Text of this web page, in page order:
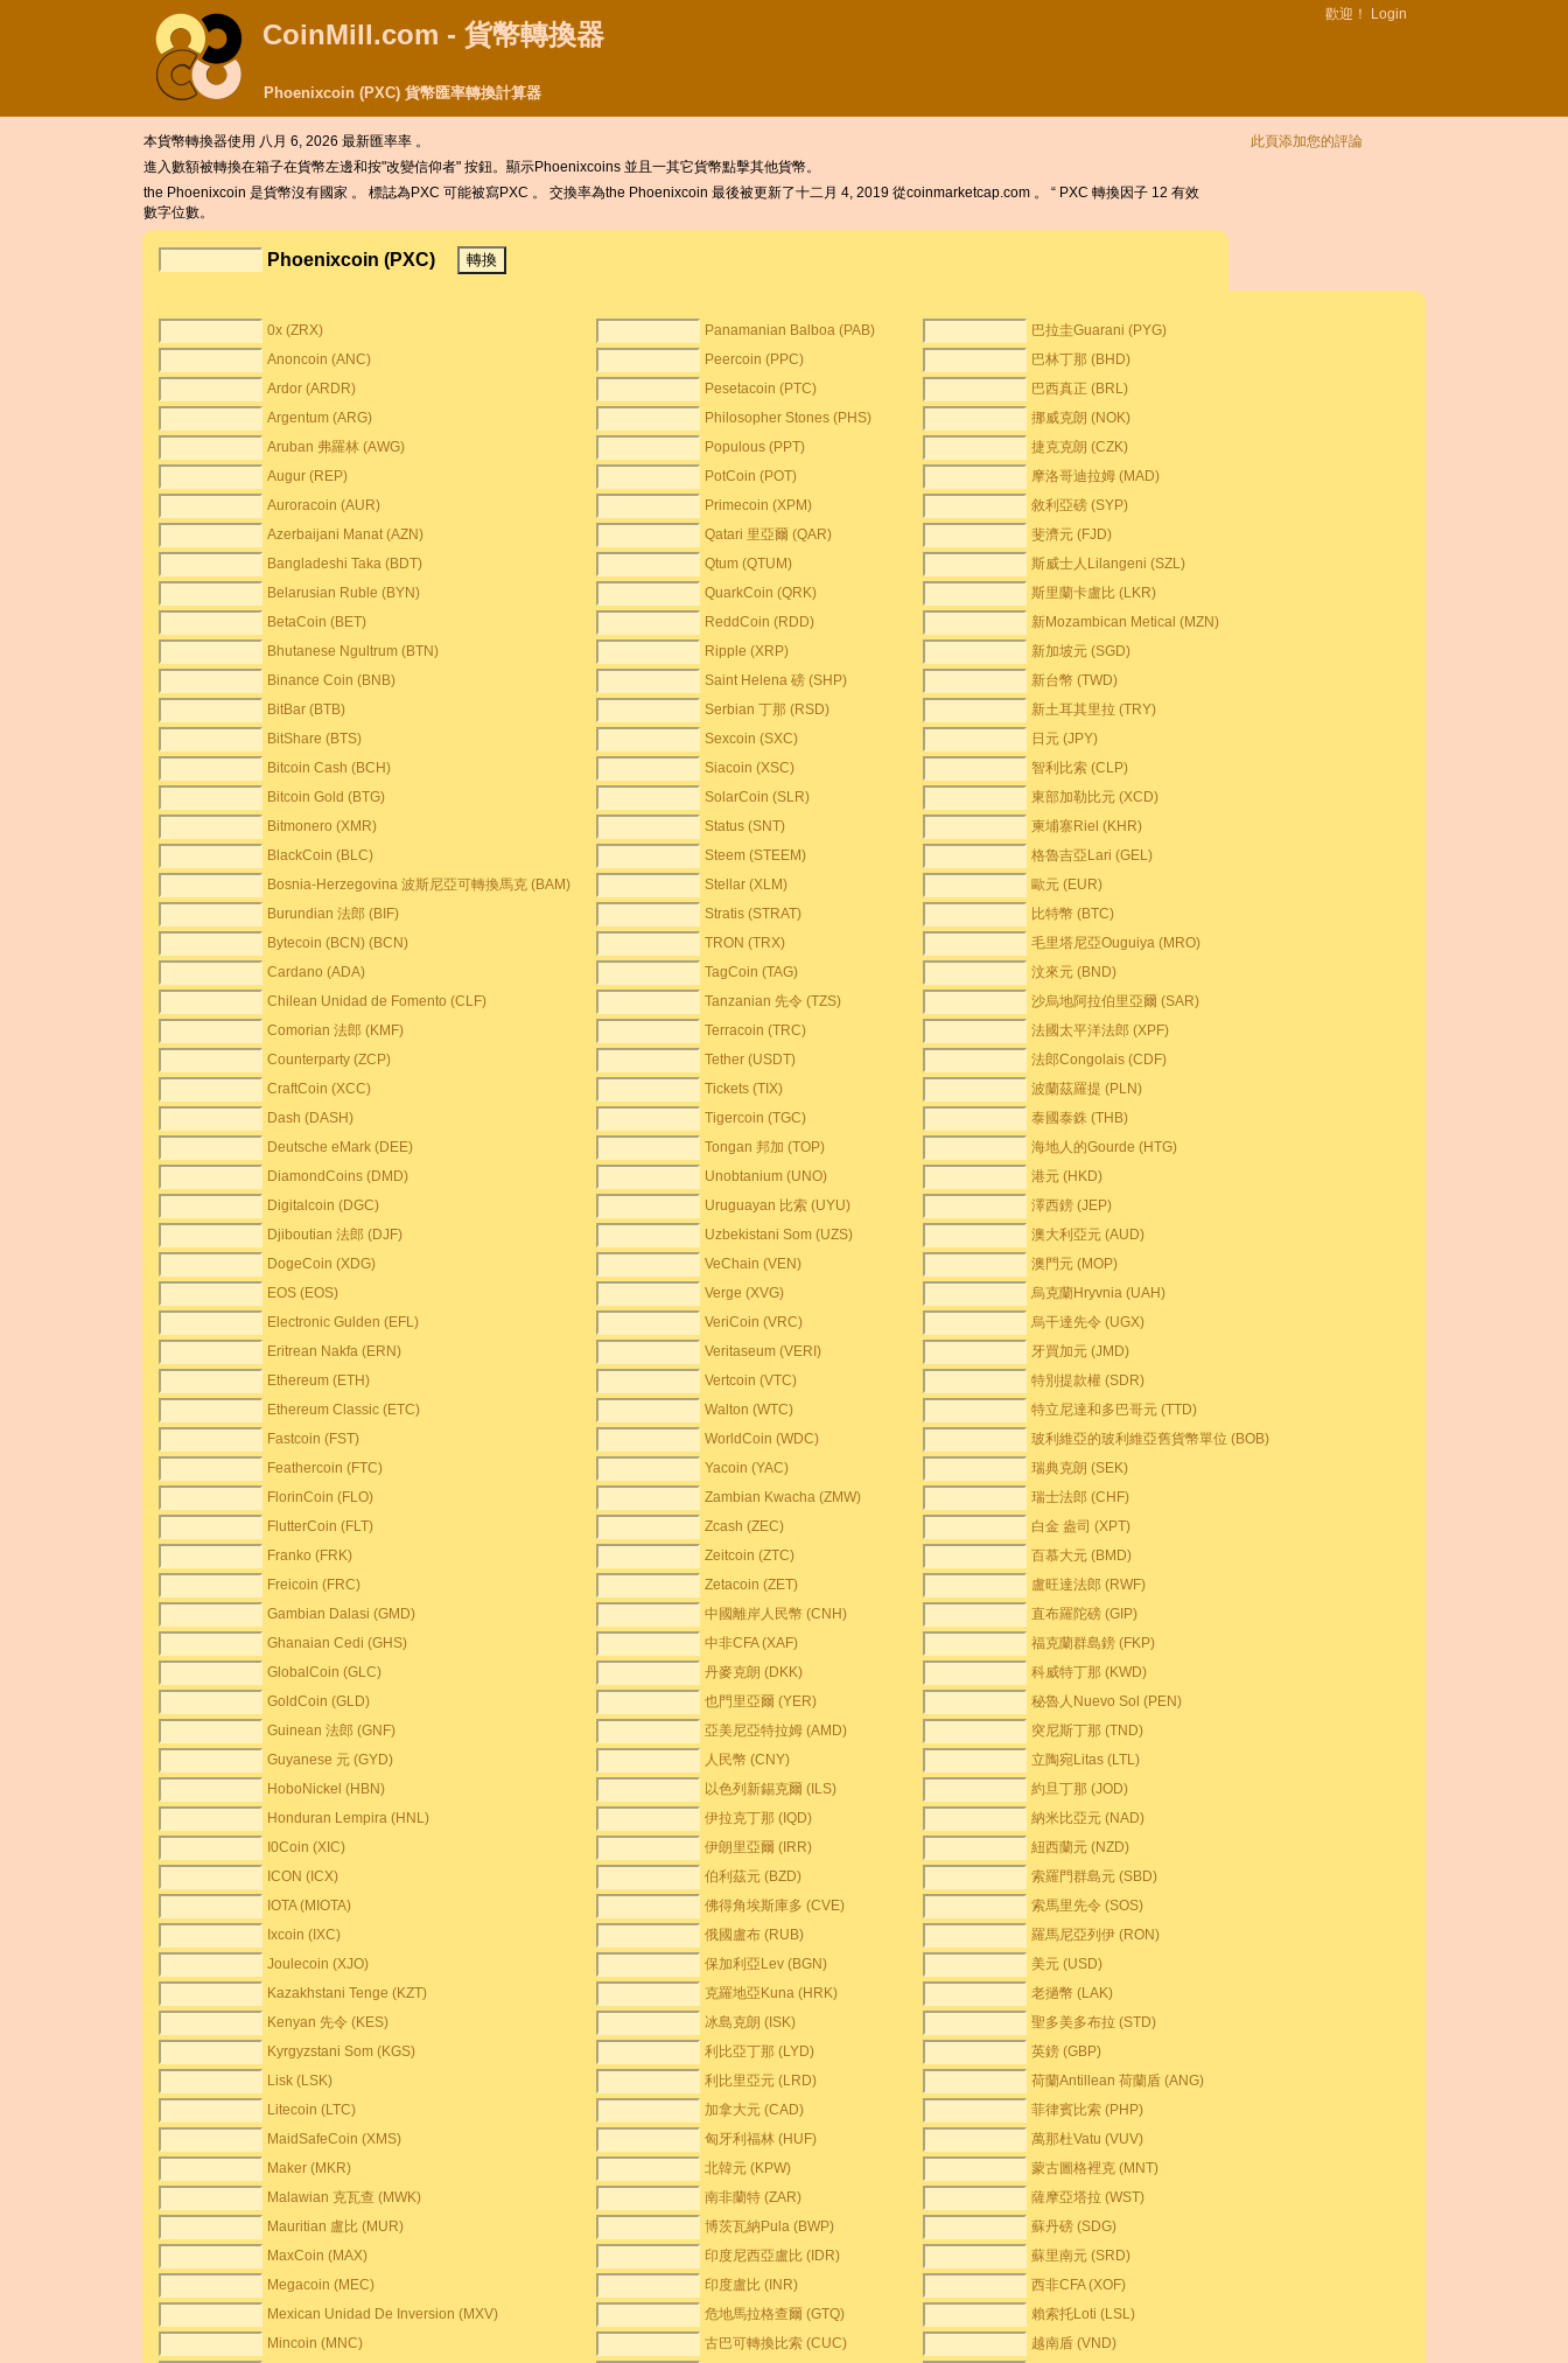
CoinMill.com - 貨幣轉換器
歡迎！ Login
Phoenixcoin (PXC) 貨幣匯率轉換計算器
本貨幣轉換器使用 八月 6, 2026 最新匯率率 。
進入數額被轉換在箱子在貨幣左邊和按"改變信仰者" 按鈕。顯示Phoenixcoins 並且一其它貨幣點擊其他貨幣。
the Phoenixcoin 是貨幣沒有國家 。 標誌為PXC 可能被寫PXC 。 交換率為the Phoenixcoin 最後被更新了十二月 4, 2019 從coinmarketcap.com 。 “ PXC 轉換因子 12 有效
數字位數。
此頁添加您的評論
Phoenixcoin (PXC)
0x (ZRX) Panamanian Balboa (PAB)
巴拉圭Guarani (PYG)
Anoncoin (ANC)
Peercoin (PPC)
巴林丁那 (BHD)
Ardor (ARDR)
Pesetacoin (PTC)
巴西真正 (BRL)
Argentum (ARG)
Philosopher Stones (PHS)
挪威克朗 (NOK)
Aruban 弗羅林 (AWG)
Populous (PPT)
捷克克朗 (CZK)
Augur (REP)
PotCoin (POT)
摩洛哥迪拉姆 (MAD)
Auroracoin (AUR)
Primecoin (XPM)
敘利亞磅 (SYP)
Azerbaijani Manat (AZN)
Qatari 里亞爾 (QAR)
斐濟元 (FJD)
Bangladeshi Taka (BDT)
Qtum (QTUM)
斯威士人Lilangeni (SZL)
Belarusian Ruble (BYN)
QuarkCoin (QRK)
斯里蘭卡盧比 (LKR)
BetaCoin (BET)
ReddCoin (RDD)
新Mozambican Metical (MZN)
Bhutanese Ngultrum (BTN)
Ripple (XRP)
新加坡元 (SGD)
Binance Coin (BNB)
Saint Helena 磅 (SHP)
新台幣 (TWD)
BitBar (BTB)
Serbian 丁那 (RSD)
新土耳其里拉 (TRY)
BitShare (BTS)
Sexcoin (SXC)
日元 (JPY)
Bitcoin Cash (BCH)
Siacoin (XSC)
智利比索 (CLP)
Bitcoin Gold (BTG)
SolarCoin (SLR)
東部加勒比元 (XCD)
Bitmonero (XMR)
Status (SNT)
柬埔寨Riel (KHR)
BlackCoin (BLC)
Steem (STEEM)
格魯吉亞Lari (GEL)
Bosnia-Herzegovina 波斯尼亞可轉換馬克 (BAM)
Stellar (XLM)
歐元 (EUR)
Burundian 法郎 (BIF)
Stratis (STRAT)
比特幣 (BTC)
Bytecoin (BCN) (BCN)
TRON (TRX)
毛里塔尼亞Ouguiya (MRO)
Cardano (ADA)
TagCoin (TAG)
汶來元 (BND)
Chilean Unidad de Fomento (CLF)
Tanzanian 先令 (TZS)
沙烏地阿拉伯里亞爾 (SAR)
Comorian 法郎 (KMF)
Terracoin (TRC)
法國太平洋法郎 (XPF)
Counterparty (ZCP)
Tether (USDT)
法郎Congolais (CDF)
CraftCoin (XCC)
Tickets (TIX)
波蘭茲羅提 (PLN)
Dash (DASH)
Tigercoin (TGC)
泰國泰銖 (THB)
Deutsche eMark (DEE)
Tongan 邦加 (TOP)
海地人的Gourde (HTG)
DiamondCoins (DMD)
Unobtanium (UNO)
港元 (HKD)
Digitalcoin (DGC)
Uruguayan 比索 (UYU)
澤西鎊 (JEP)
Djiboutian 法郎 (DJF)
Uzbekistani Som (UZS)
澳大利亞元 (AUD)
DogeCoin (XDG)
VeChain (VEN)
澳門元 (MOP)
EOS (EOS)
Verge (XVG)
烏克蘭Hryvnia (UAH)
Electronic Gulden (EFL)
VeriCoin (VRC)
烏干達先令 (UGX)
Eritrean Nakfa (ERN)
Veritaseum (VERI)
牙買加元 (JMD)
Ethereum (ETH)
Vertcoin (VTC)
特別提款權 (SDR)
Ethereum Classic (ETC)
Walton (WTC)
特立尼達和多巴哥元 (TTD)
Fastcoin (FST)
WorldCoin (WDC)
玻利維亞的玻利維亞舊貨幣單位 (BOB)
Feathercoin (FTC)
Yacoin (YAC)
瑞典克朗 (SEK)
FlorinCoin (FLO)
Zambian Kwacha (ZMW)
瑞士法郎 (CHF)
FlutterCoin (FLT)
Zcash (ZEC)
白金 盎司 (XPT)
Franko (FRK)
Zeitcoin (ZTC)
百慕大元 (BMD)
Freicoin (FRC)
Zetacoin (ZET)
盧旺達法郎 (RWF)
Gambian Dalasi (GMD)
中國離岸人民幣 (CNH)
直布羅陀磅 (GIP)
Ghanaian Cedi (GHS)
中非CFA (XAF)
福克蘭群島鎊 (FKP)
GlobalCoin (GLC)
丹麥克朗 (DKK)
科威特丁那 (KWD)
GoldCoin (GLD)
也門里亞爾 (YER)
秘魯人Nuevo Sol (PEN)
Guinean 法郎 (GNF)
亞美尼亞特拉姆 (AMD)
突尼斯丁那 (TND)
Guyanese 元 (GYD)
人民幣 (CNY)
立陶宛Litas (LTL)
HoboNickel (HBN)
以色列新錫克爾 (ILS)
約旦丁那 (JOD)
Honduran Lempira (HNL)
伊拉克丁那 (IQD)
納米比亞元 (NAD)
I0Coin (XIC)
伊朗里亞爾 (IRR)
紐西蘭元 (NZD)
ICON (ICX)
伯利茲元 (BZD)
索羅門群島元 (SBD)
IOTA (MIOTA)
佛得角埃斯庫多 (CVE)
索馬里先令 (SOS)
Ixcoin (IXC)
俄國盧布 (RUB)
羅馬尼亞列伊 (RON)
Joulecoin (XJO)
保加利亞Lev (BGN)
美元 (USD)
Kazakhstani Tenge (KZT)
克羅地亞Kuna (HRK)
老撾幣 (LAK)
Kenyan 先令 (KES)
冰島克朗 (ISK)
聖多美多布拉 (STD)
Kyrgyzstani Som (KGS)
利比亞丁那 (LYD)
英鎊 (GBP)
Lisk (LSK)
利比里亞元 (LRD)
荷蘭Antillean 荷蘭盾 (ANG)
Litecoin (LTC)
加拿大元 (CAD)
菲律賓比索 (PHP)
MaidSafeCoin (XMS)
匈牙利福林 (HUF)
萬那杜Vatu (VUV)
Maker (MKR)
北韓元 (KPW)
蒙古圖格裡克 (MNT)
Malawian 克瓦查 (MWK)
南非蘭特 (ZAR)
薩摩亞塔拉 (WST)
Mauritian 盧比 (MUR)
博茨瓦納Pula (BWP)
蘇丹磅 (SDG)
MaxCoin (MAX)
印度尼西亞盧比 (IDR)
蘇里南元 (SRD)
Megacoin (MEC)
印度盧比 (INR)
西非CFA (XOF)
Mexican Unidad De Inversion (MXV)
危地馬拉格查爾 (GTQ)
賴索托Loti (LSL)
Mincoin (MNC)
古巴可轉換比索 (CUC)
越南盾 (VND)